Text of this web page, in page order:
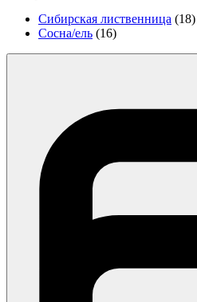
Сибирская лиственница (18)
Сосна/ель (16)